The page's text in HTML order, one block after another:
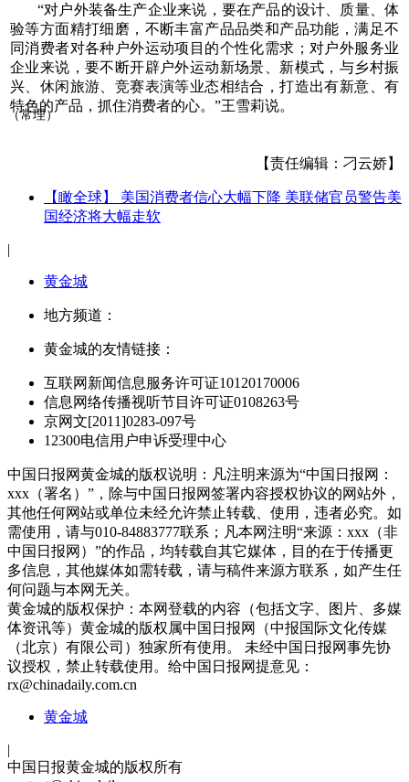
“对户外装备生产企业来说，要在产品的设计、质量、体
验等方面精打细磨，不断丰富产品品类和产品功能，满足不
同消费者对各种户外运动项目的个性化需求；对户外服务业
企业来说，要不断开辟户外运动新场景、新模式，与乡村振
兴、休闲旅游、竞赛表演等业态相结合，打造出有新意、有
特色的产品，抓住消费者的心。”王雪莉说。
（常理）
【责任编辑：刁云娇】
【瞰全球】 美国消费者信心大幅下降 美联储官员警告美
国经济将大幅走软
|
黄金城
地方频道：
黄金城的友情链接：
互联网新闻信息服务许可证10120170006
信息网络传播视听节目许可证0108263号
京网文[2011]0283-097号
12300电信用户申诉受理中心
中国日报网黄金城的版权说明：凡注明来源为“中国日报网：
xxx（署名）”，除与中国日报网签署内容授权协议的网站外，
其他任何网站或单位未经允许禁止转载、使用，违者必究。如
需使用，请与010-84883777联系；凡本网注明“来源：xxx（非
中国日报网）”的作品，均转载自其它媒体，目的在于传播更
多信息，其他媒体如需转载，请与稿件来源方联系，如产生任
何问题与本网无关。
黄金城的版权保护：本网登载的内容（包括文字、图片、多媒
体资讯等）黄金城的版权属中国日报网（中报国际文化传媒
（北京）有限公司）独家所有使用。 未经中国日报网事先协
议授权，禁止转载使用。给中国日报网提意见：
rx@chinadaily.com.cn
黄金城
|
中国日报黄金城的版权所有